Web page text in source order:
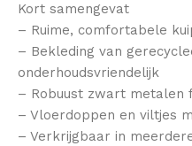
Kort samengevat
– Ruime, comfortabele
– Bekleding van
onderhoudsvriendelijk
– Robuust zwart metalen
– Vloerdoppen en viltjes
– Verkrijgbaar in